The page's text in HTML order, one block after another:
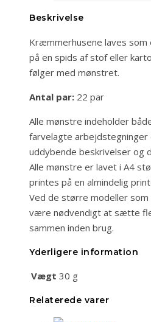
Beskrivelse
Kræmmerhusene laves
på en spids af stof eller
følger med mønstret.
Antal par: 22 par
Alle mønstre indeholder
farvelagte arbejdstegninger
uddybende beskrivelser og
Alle mønstre er lavet i A4
printes på en almindelig
Ved de større modeller
være nødvendigt at sætte
sammen inden brug.
Yderligere information
Vægt 30 g
Relaterede varer